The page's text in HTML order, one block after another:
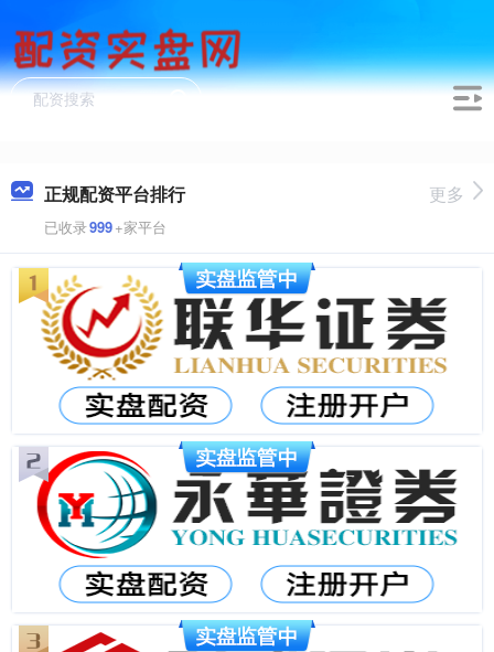
正规配资平台排行
已收录999+家平台
更多